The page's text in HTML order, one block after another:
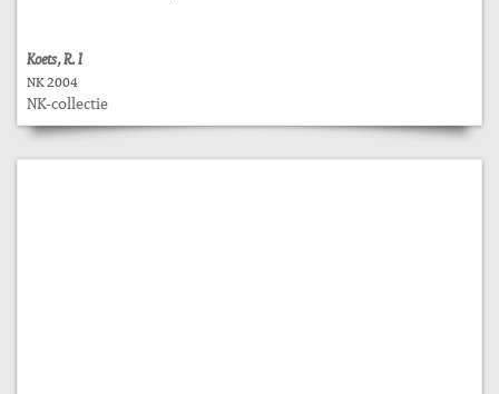
Koets, R. I
NK 2004
NK-collectie